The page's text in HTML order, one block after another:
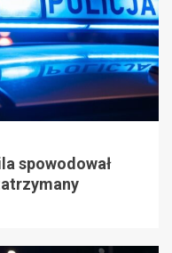
spowodował